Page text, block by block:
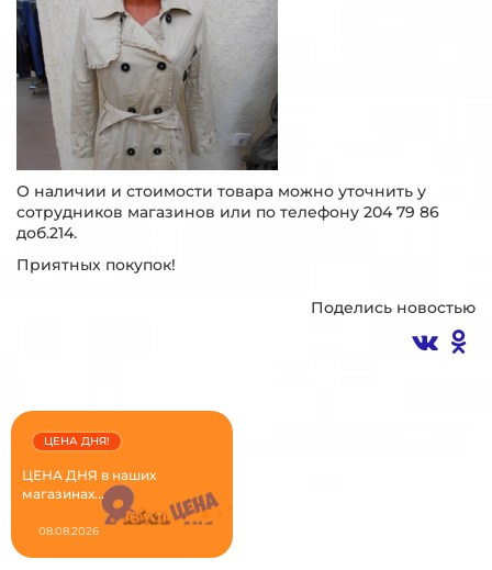
О наличии и стоимости товара можно уточнить у
сотрудников магазинов или по телефону 204 79 86
доб.214.
Приятных покупок!
Поделись новостью
ЦЕНА ДНЯ в наших
магазинах...
ЦЕНА ДНЯ!
08.08.2026